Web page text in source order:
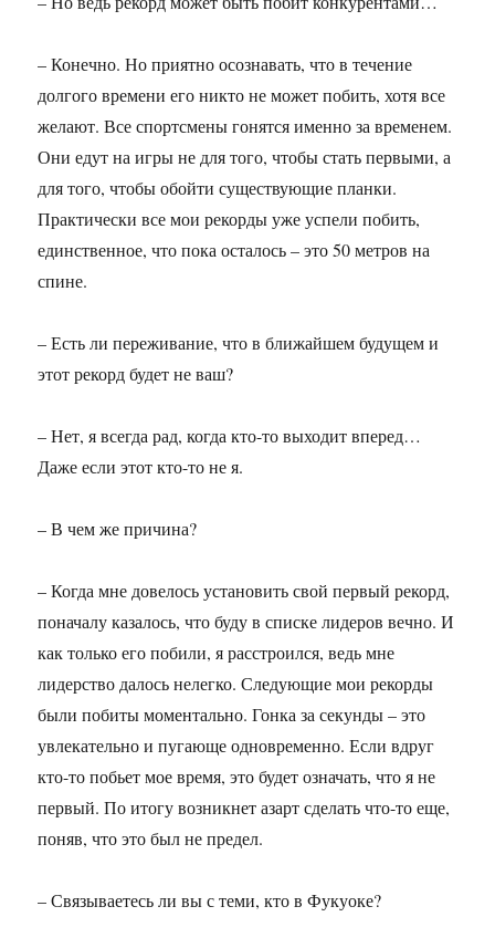
– Конечно. Но приятно осознавать, что в течение
долгого времени его никто не может побить, хотя все
желают. Все спортсмены гонятся именно за временем.
Они едут на игры не для того, чтобы стать первыми, а
для того, чтобы обойти существующие планки.
Практически все мои рекорды уже успели побить,
единственное, что пока осталось – это 50 метров на
спине.
– Есть ли переживание, что в ближайшем будущем и
этот рекорд будет не ваш?
– Нет, я всегда рад, когда кто-то выходит вперед…
Даже если этот кто-то не я.
– В чем же причина?
– Когда мне довелось установить свой первый рекорд,
поначалу казалось, что буду в списке лидеров вечно. И
как только его побили, я расстроился, ведь мне
лидерство далось нелегко. Следующие мои рекорды
были побиты моментально. Гонка за секунды – это
увлекательно и пугающе одновременно. Если вдруг
кто-то побьет мое время, это будет означать, что я не
первый. По итогу возникнет азарт сделать что-то еще,
поняв, что это был не предел.
– Связываетесь ли вы с теми, кто в Фукуоке?